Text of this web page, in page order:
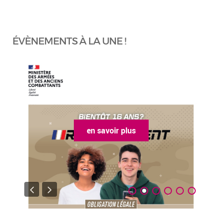
ÉVÈNEMENTS À LA UNE !
en savoir plus